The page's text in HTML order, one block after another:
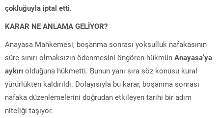
çokluğuyla iptal etti.
KARAR NE ANLAMA GELİYOR?
Anayasa Mahkemesi, boşanma sonrası yoksulluk nafakasının
süre sınırı olmaksızın ödenmesini öngören hükmün Anayasa’ya
aykırı olduğuna hükmetti. Bunun yanı sıra söz konusu kural
yürürlükten kaldırıldı. Dolayısıyla bu karar, boşanma sonrası
nafaka düzenlemelerini doğrudan etkileyen tarihi bir adım
niteliği taşıyor.